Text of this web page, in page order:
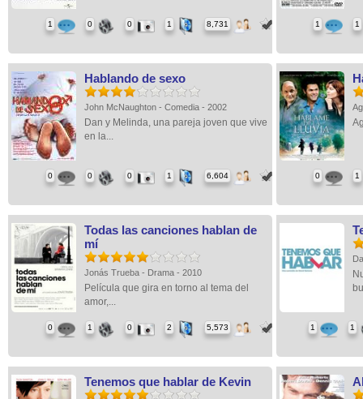
1 0 0 1 8,731 1 1
Hablando de sexo
John McNaughton - Comedia - 2002
Dan y Melinda, una pareja joven que vive
en la...
0 0 0 1 6,604 0 1
Todas las canciones hablan de
mí
Jonás Trueba - Drama - 2010
Película que gira en torno al tema del
amor,...
0 1 0 2 5,573 1 1
Tenemos que hablar de Kevin